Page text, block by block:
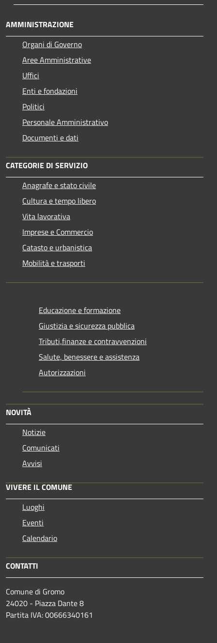
AMMINISTRAZIONE
Organi di Governo
Aree Amministrative
Uffici
Enti e fondazioni
Politici
Personale Amministrativo
Documenti e dati
CATEGORIE DI SERVIZIO
Anagrafe e stato civile
Cultura e tempo libero
Vita lavorativa
Imprese e Commercio
Catasto e urbanistica
Mobilità e trasporti
Educazione e formazione
Giustizia e sicurezza pubblica
Tributi,finanze e contravvenzioni
Salute, benessere e assistenza
Autorizzazioni
NOVITÀ
Notizie
Comunicati
Avvisi
VIVERE IL COMUNE
Luoghi
Eventi
Calendario
CONTATTI
Comune di Gromo
24020 - Piazza Dante 8
Partita IVA: 00666340161